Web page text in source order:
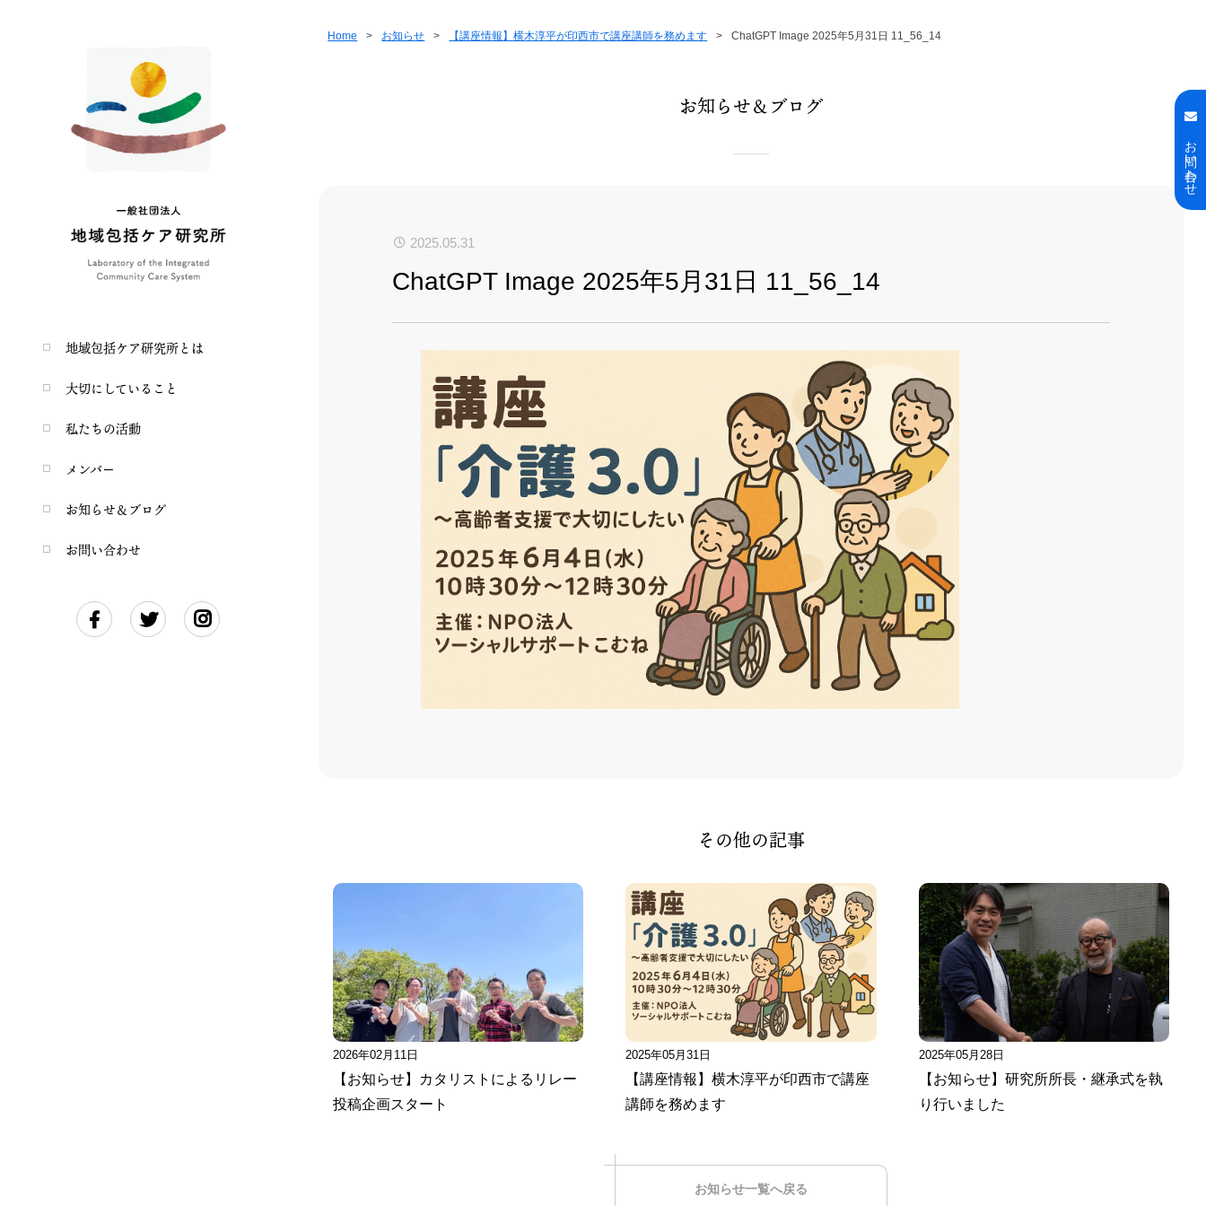
地域包括ケア研究所とは
大切にしていること
私たちの活動
メンバー
お知らせ＆ブログ
お問い合わせ
Home > お知らせ > 【講座情報】横木淳平が印西市で講座講師を務めます > ChatGPT Image 2025年5月31日 11_56_14
お知らせ＆ブログ
2025.05.31
ChatGPT Image 2025年5月31日 11_56_14
その他の記事
2026年02月11日
【お知らせ】カタリストによるリレー
投稿企画スタート
2025年05月31日
【講座情報】横木淳平が印西市で講座
講師を務めます
2025年05月28日
【お知らせ】研究所所長・継承式を執
り行いました
お知らせ一覧へ戻る
お問い合わせ